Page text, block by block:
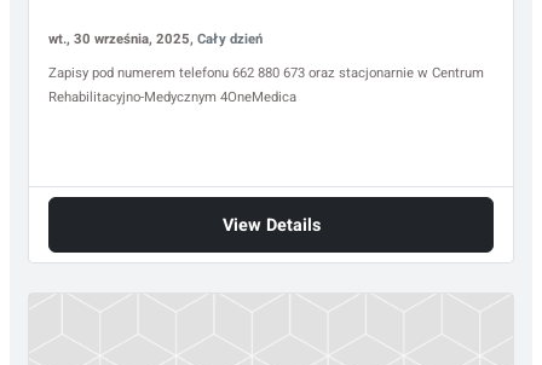
wt., 30 września, 2025, Cały dzień
Zapisy pod numerem telefonu 662 880 673 oraz stacjonarnie w Centrum
Rehabilitacyjno-Medycznym 4OneMedica
View Details